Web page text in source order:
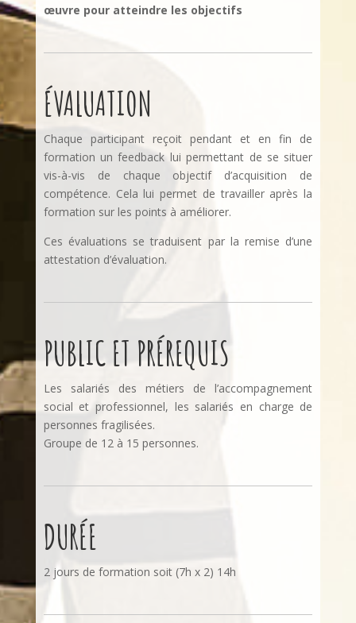
œuvre pour atteindre les objectifs
ÉVALUATION
Chaque participant reçoit pendant et en fin de
formation un feedback lui permettant de se situer
vis-à-vis de chaque objectif d’acquisition de
compétence. Cela lui permet de travailler après la
formation sur les points à améliorer.
Ces évaluations se traduisent par la remise d’une
attestation d’évaluation.
PUBLIC ET PRÉREQUIS
Les salariés des métiers de l’accompagnement
social et professionnel, les salariés en charge de
personnes fragilisées.
Groupe de 12 à 15 personnes.
DURÉE
2 jours de formation soit (7h x 2) 14h